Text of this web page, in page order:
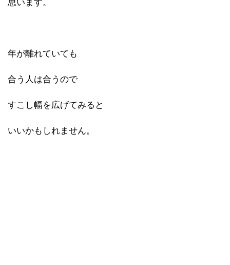
思います。
年が離れていても
合う人は合うので
すこし幅を広げてみると
いいかもしれません。